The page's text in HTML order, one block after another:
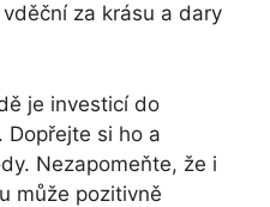
za krásu a dary
je investicí do
Dopřejte si ho a
Nezapomeňte, že i
může pozitivně